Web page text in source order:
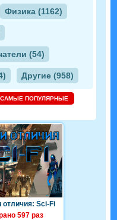
Физика (1162)
(54)
Другие (958)
САМЫЕ ПОПУЛЯРНЫЕ
отличия: Sci-Fi
597 раз